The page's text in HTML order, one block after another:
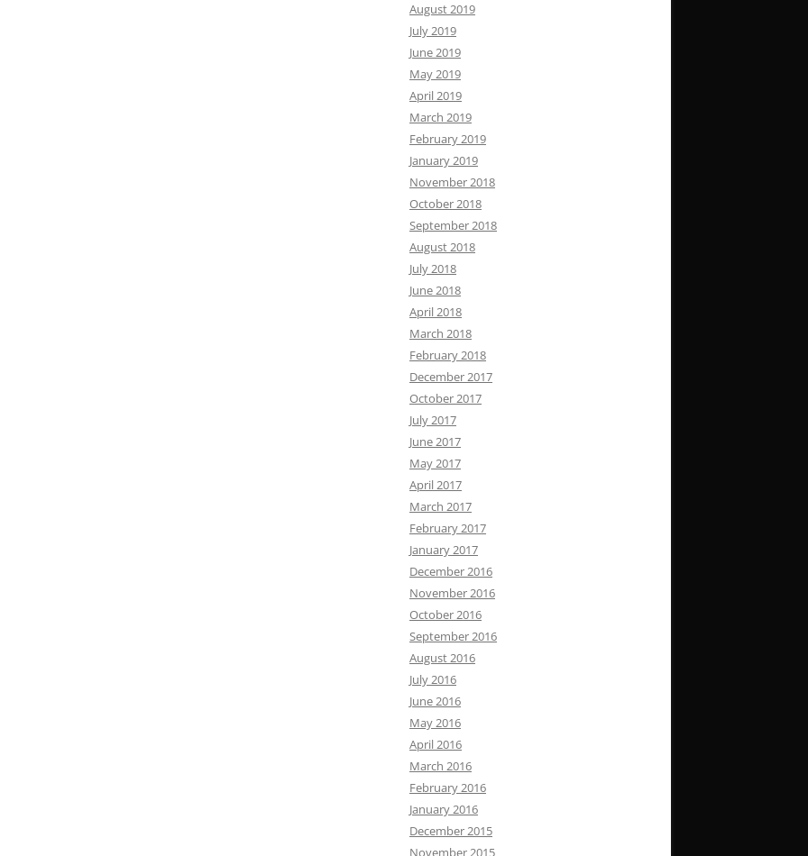
August 2019
July 2019
June 2019
May 2019
April 2019
March 2019
February 2019
January 2019
November 2018
October 2018
September 2018
August 2018
July 2018
June 2018
April 2018
March 2018
February 2018
December 2017
October 2017
July 2017
June 2017
May 2017
April 2017
March 2017
February 2017
January 2017
December 2016
November 2016
October 2016
September 2016
August 2016
July 2016
June 2016
May 2016
April 2016
March 2016
February 2016
January 2016
December 2015
November 2015